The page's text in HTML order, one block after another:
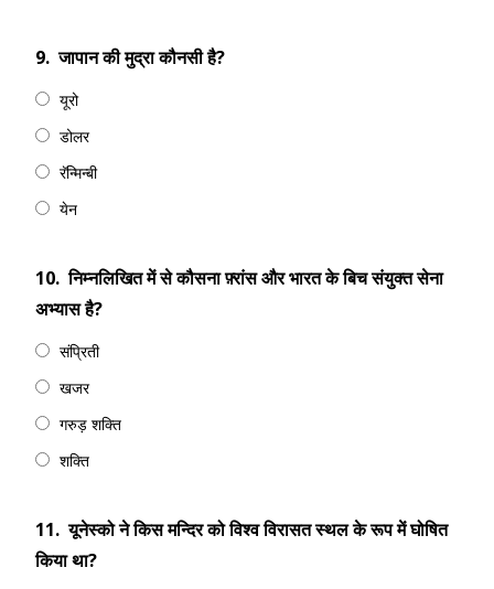
9. जापान की मुद्रा कौनसी है?
यूरो
डोलर
रॅन्मिन्बी
येन
10. निम्नलिखित में से कौसना फ़्रांस और भारत के बिच संयुक्त सेना
अभ्यास है?
संप्रिती
खजर
गरुड़ शक्ति
शक्ति
11. यूनेस्को ने किस मन्दिर को विश्व विरासत स्थल के रूप में घोषित
किया था?